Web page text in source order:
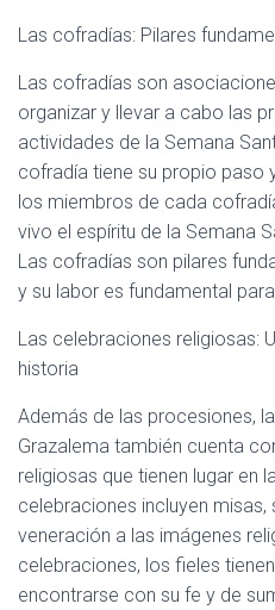
Las cofradías: Pilares
Las cofradías son
organizar y llevar a cabo las
actividades de la Semana
cofradía tiene su propio paso
los miembros de cada
vivo el espíritu de la Semana
Las cofradías son pilares
y su labor es fundamental
Las celebraciones religiosas:
historia
Además de las procesiones,
Grazalema también cuenta
religiosas que tienen lugar en
celebraciones incluyen
veneración a las imágenes
celebraciones, los fieles
encontrarse con su fe y de